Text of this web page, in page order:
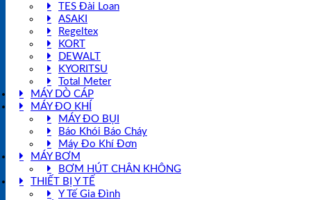
TES Đài Loan
ASAKI
Regeltex
KORT
DEWALT
KYORITSU
Total Meter
MÁY DÒ CÁP
MÁY ĐO KHÍ
MÁY ĐO BỤI
Báo Khói Báo Cháy
Máy Đo Khí Đơn
MÁY BƠM
BƠM HÚT CHÂN KHÔNG
THIẾT BỊ Y TẾ
Y Tế Gia Đình